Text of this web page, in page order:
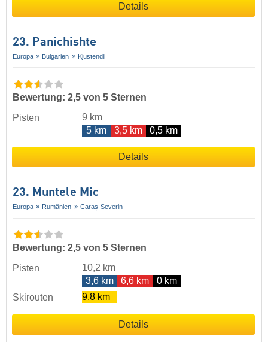
Details
23. Panichishte
Europa Bulgarien Kjustendil
Bewertung: 2,5 von 5 Sternen
Pisten
9 km
5 km
3,5 km 0,5 km
Details
23. Muntele Mic
Europa Rumänien Caraș-Severin
Bewertung: 2,5 von 5 Sternen
Pisten
10,2 km
3,6 km
6,6 km
0 km
Skirouten
9,8 km
Details